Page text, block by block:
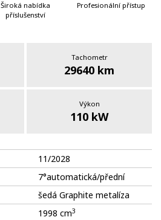
Široká nabídka
příslušenství
Profesionální přístup
Tachometr
29640 km
Výkon
110 kW
11/2028
7°automatická/přední
šedá Graphite metalíza
1998 cm3